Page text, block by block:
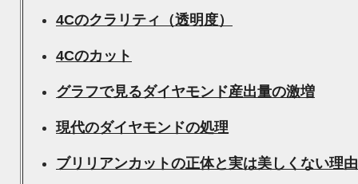
4Cのクラリティ（透明度）
4Cのカット
グラフで見るダイヤモンド産出量の激増
現代のダイヤモンドの処理
ブリリアンカットの正体と実は美しくない理由